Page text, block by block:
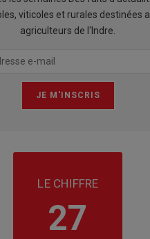
viticoles et rurales destinées
agriculteurs de l'Indre.
LE CHIFFRE
27